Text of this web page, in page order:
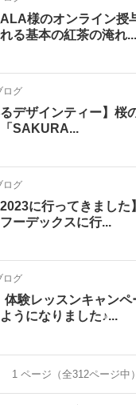
様のオンライン授
る基本の紅茶の淹れ...
ログ
るデザインティー︎】桜
SAKURA...
ログ
2023に行ってきまし
ーデックスに行...
ログ
験レッスンキャンペ
うになりました♪...
1 ページ（全312ページ中）